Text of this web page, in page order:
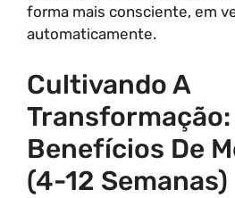
forma mais consciente, em
automaticamente.
Cultivando A
Transformação:
Benefícios De
(4-12 Semanas)